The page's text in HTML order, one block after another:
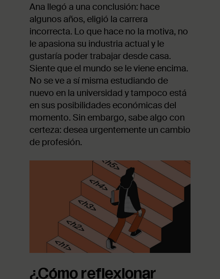
Ana llegó a una conclusión: hace
algunos años, eligió la carrera
incorrecta. Lo que hace no la motiva, no
le apasiona su industria actual y le
gustaría poder trabajar desde casa.
Siente que el mundo se le viene encima.
No se ve a sí misma estudiando de
nuevo en la universidad y tampoco está
en sus posibilidades económicas del
momento. Sin embargo, sabe algo con
certeza: desea urgentemente un cambio
de profesión.
¿Cómo reflexionar